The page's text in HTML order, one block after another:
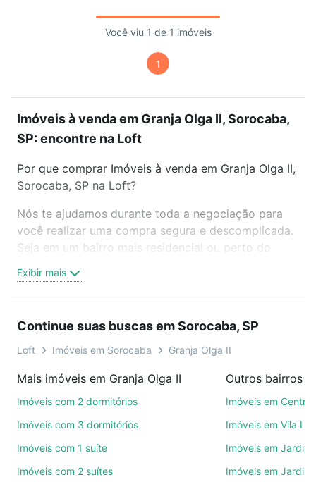
Você viu 1 de 1 imóveis
1
Imóveis à venda em Granja Olga II, Sorocaba,
SP: encontre na Loft
Por que comprar Imóveis à venda em Granja Olga II,
Sorocaba, SP na Loft?
Nós te ajudamos durante toda a negociação para
você realizar uma compra segura e descomplicada.
Seja em um bairro mais residencial ou perto do
oferta ideal de Imóveis à venda em Granja Olga II,
Sorocaba, SP para conquistar seu sonho. Agende
sem compromisso e você ainda conta com mais de
46 mil corretores e imobiliárias te ajudando na
Como escolher um imóvel?
Use barra de busca no topo para pesquisar por
também pode usar os filtros como quantidade de
quartos, suítes, com ou sem vaga de garagem para
Exibir mais
Continue suas buscas em Sorocaba, SP
Loft Imóveis em Sorocaba Granja Olga II
Mais imóveis em Granja Olga II
Imóveis com 2 dormitórios
Imóveis com 3 dormitórios
Imóveis com 1 suíte
Imóveis com 2 suítes
Outros bairros
Imóveis em Centro
Imóveis em Vila
Imóveis em Jardim
Imóveis em Jardim